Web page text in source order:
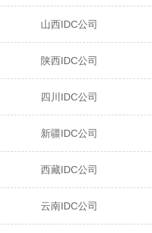
山西IDC公司
陕西IDC公司
四川IDC公司
新疆IDC公司
西藏IDC公司
云南IDC公司